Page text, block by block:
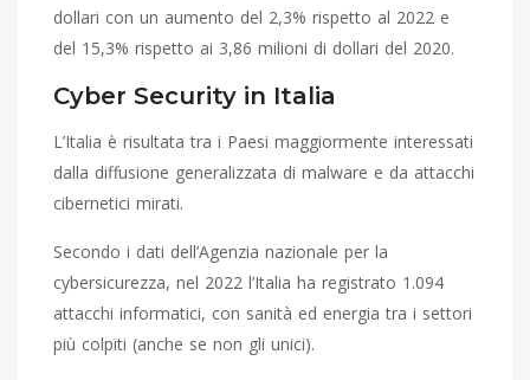
dollari con un aumento del 2,3% rispetto al 2022 e
del 15,3% rispetto ai 3,86 milioni di dollari del 2020.
Cyber Security in Italia
L’Italia è risultata tra i Paesi maggiormente interessati
dalla diffusione generalizzata di malware e da attacchi
cibernetici mirati.
Secondo i dati dell’Agenzia nazionale per la
cybersicurezza, nel 2022 l’Italia ha registrato 1.094
attacchi informatici, con sanità ed energia tra i settori
più colpiti (anche se non gli unici).